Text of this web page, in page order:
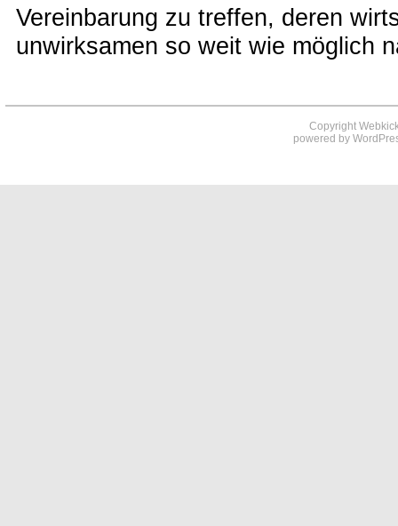
Vereinbarung zu treffen, deren
unwirksamen so weit wie möglich
Copyright
powered by